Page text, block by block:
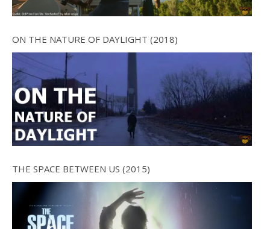
ON THE NATURE OF DAYLIGHT (2018)
THE SPACE BETWEEN US (2015)